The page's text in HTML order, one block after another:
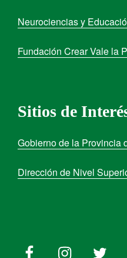
Neurociencias y
Fundación Crear Vale la
Sitios de
Gobierno de la Provincia
Dirección de Nivel